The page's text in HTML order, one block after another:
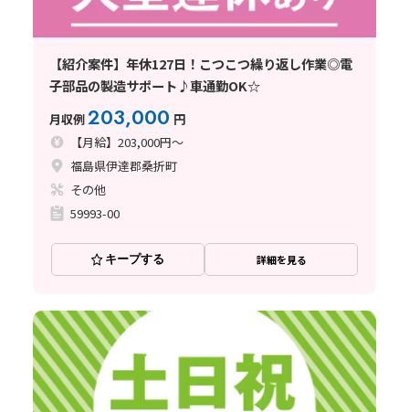
【紹介案件】年休127日！こつこつ繰り返し作業◎電
子部品の製造サポート♪車通勤OK☆
月収例203,000 円
【月給】203,000円～
福島県伊達郡桑折町
その他
59993-00
キープする 詳細を見る